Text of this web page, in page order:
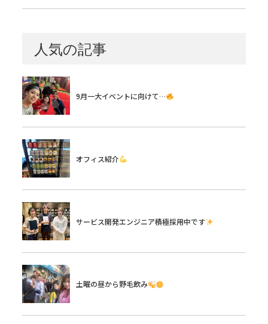
人気の記事
9月一大イベントに向けて…
オフィス紹介
サービス開発エンジニア積極採用中です
土曜の昼から野毛飲み